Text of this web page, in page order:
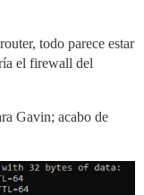
todo parece estar
el firewall del
Gavin; acabo de